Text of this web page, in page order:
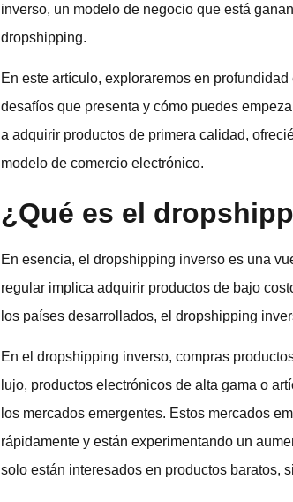
inverso, un modelo de negocio que está
dropshipping.
En este artículo, exploraremos en
desafíos que presenta y cómo puedes
a adquirir productos de primera calidad,
modelo de comercio electrónico.
¿Qué es el
En esencia, el dropshipping inverso es una
regular implica adquirir productos de bajo
los países desarrollados, el dropshipping
En el dropshipping inverso, compras
lujo, productos electrónicos de alta gama o
los mercados emergentes. Estos mercados
rápidamente y están experimentando un
solo están interesados en productos baratos,